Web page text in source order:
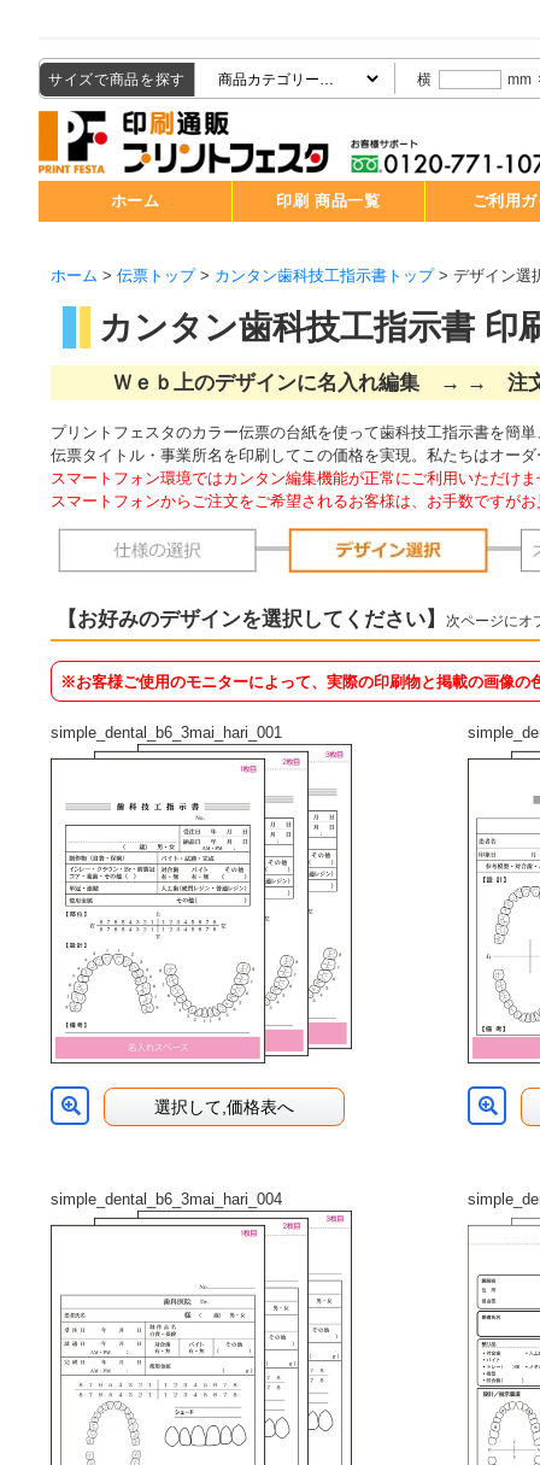
サイズで商品を探す 横 mm
ホーム 印刷 商品一覧 ご利用
ホーム > 伝票トップ> カンタン歯科技工指示書トップ> デザイン選
カンタン歯科技工指示書 印
Ｗｅｂ上のデザインに名入れ編集 → → 注文
プリントフェスタのカラー伝票の台紙を使って歯科技工指示書を簡
伝票タイトル・事業所名を印刷してこの価格を実現。私たちはオー
スマートフォン環境ではカンタン編集機能が正常にご利用いただけ
スマートフォンからご注文をご希望されるお客様は、お手数ですが
【お好みのデザインを選択してください】 次ページにオ
※お客様ご使用のモニターによって、実際の印刷物と掲載の画像の
simple_dental_b6_3mai_hari_001
選択して,価格表へ
simple_dental_b6_3mai_hari_004